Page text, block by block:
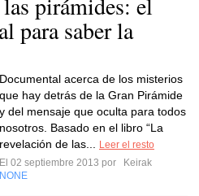
para saber la
Documental acerca de los misterios
que hay detrás de la Gran Pirámide
y del mensaje que oculta para todos
nosotros. Basado en el libro “La
revelación de las...
Leer el resto
El 02 septiembre 2013 por
Keirak
NONE